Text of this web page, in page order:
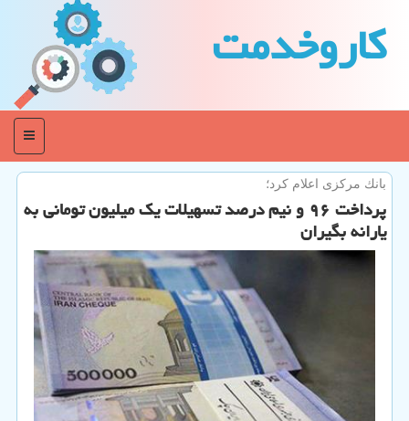
كاروخدمت
منو
بانك مركزی اعلام كرد؛
پرداخت ۹۶ و نیم درصد تسهیلات یك میلیون تومانی به
یارانه بگیران